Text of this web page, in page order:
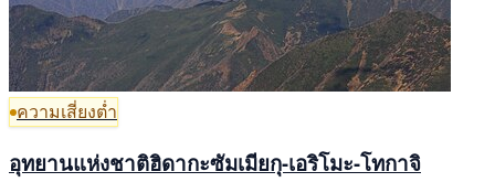
ความเสี่ยงต่ำ
อุทยานแห่งชาติฮิดากะซัมเมียกุ-เอริโมะ-โทกาจิ